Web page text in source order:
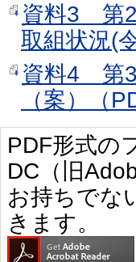
資料3 第2
取組状況(
資料4 第3
（案）（
PDF形式の
DC（旧
お持ちでな
きます。